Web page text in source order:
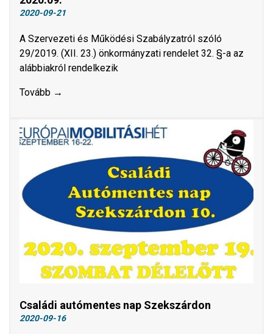
2020-09-21
A Szervezeti és Működési Szabályzatról szóló
29/2019. (XII. 23.) önkormányzati rendelet 32. §-a az
alábbiakról rendelkezik
Tovább →
Családi autómentes nap Szekszárdon
2020-09-16